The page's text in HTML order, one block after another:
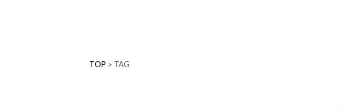
TOP > TAG